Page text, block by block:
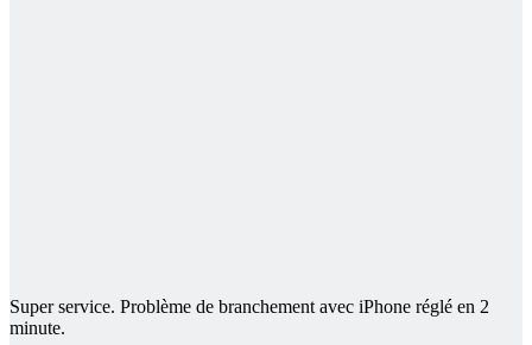
Super service. Problème de branchement avec iPhone réglé en 2
minute.